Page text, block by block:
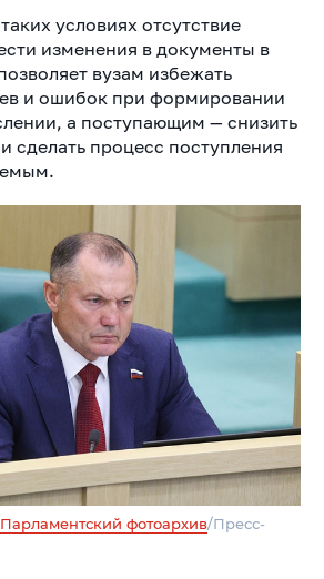
условиях отсутствие
изменения в документы в
вузам избежать
и ошибок при формировании
а поступающим — снизить
сделать процесс поступления
Парламентский фотоархив/Пресс-